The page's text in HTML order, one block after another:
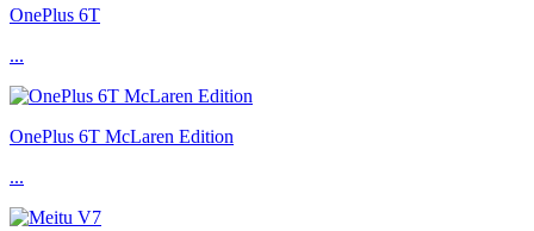
OnePlus 6T
...
OnePlus 6T McLaren Edition
...